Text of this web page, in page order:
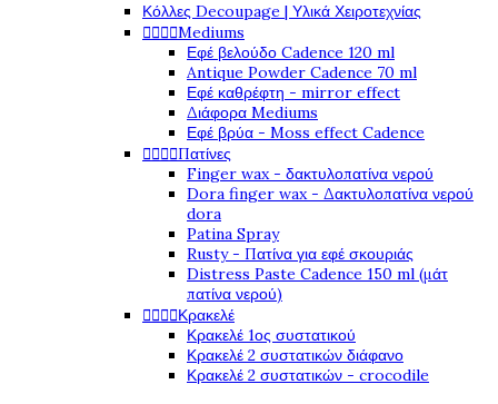
Κόλλες Decoupage | Υλικά Χειροτεχνίας
Mediums
Εφέ βελούδο Cadence 120 ml
Antique Powder Cadence 70 ml
Εφέ καθρέφτη - mirror effect
Διάφορα Mediums
Εφέ βρύα - Moss effect Cadence
Πατίνες
Finger wax - δακτυλοπατίνα νερού
Dora finger wax - Δακτυλοπατίνα νερού
dora
Patina Spray
Rusty - Πατίνα για εφέ σκουριάς
Distress Paste Cadence 150 ml (μάτ
πατίνα νερού)
Κρακελέ
Κρακελέ 1ος συστατικού
Κρακελέ 2 συστατικών διάφανο
Κρακελέ 2 συστατικών - crocodile